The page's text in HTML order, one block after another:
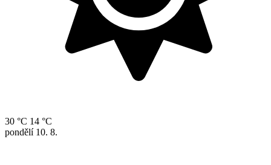
30 °C 14 °C
pondělí 10. 8.